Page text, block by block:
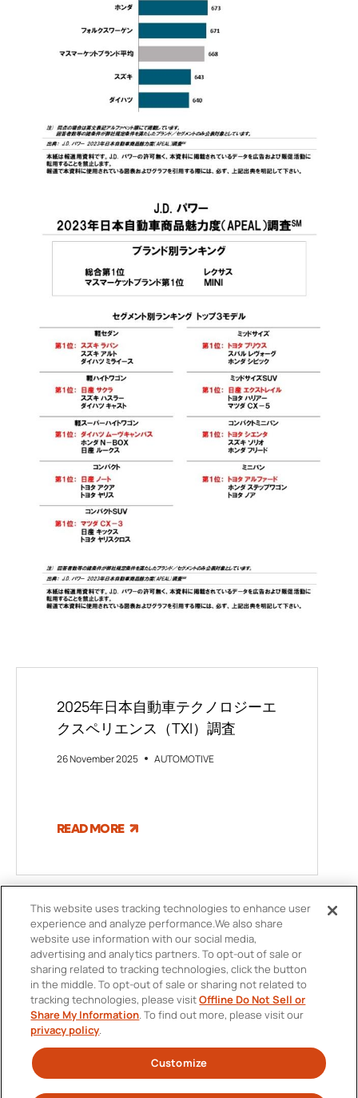
2025年日本自動車テクノロジーエ
クスペリエンス（TXI）調査
26 November 2025 AUTOMOTIVE
READ MORE
FOOTER
MENU
お問い合わせ先
個人情報保護方針および個人情報の取扱いについて
SOCIAL Twitter
This website uses tracking technologies to enhance user
experience and analyze performance.We also share
website use information with our social media,
advertising and analytics partners.To opt-out of sale or
sharing related to tracking technologies, click the button
in the middle.To opt-out of sale or sharing not related to
tracking technologies, please visitOffline Do Not Sell or
Share My Information.To find out more, please visit our
privacy policy.
Customize